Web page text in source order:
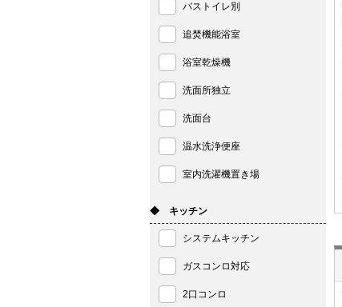
バストイレ別
追焚機能浴室
浴室乾燥機
洗面所独立
洗面台
温水洗浄便座
室内洗濯機置き場
◆ キッチン
システムキッチン
ガスコンロ対応
2口コンロ